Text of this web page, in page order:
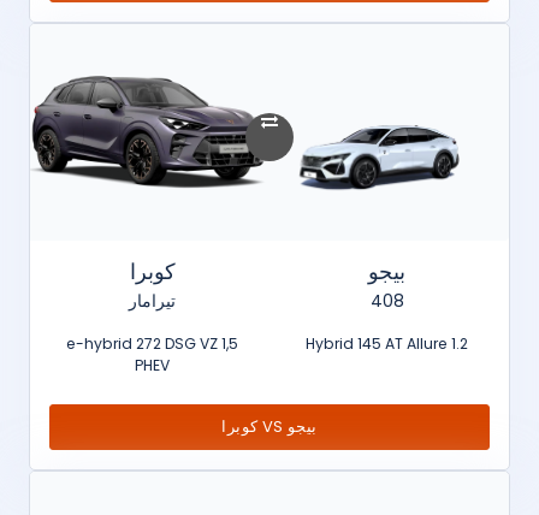
بيجو
408
1.2 Hybrid 145 AT Allure
كوبرا
تيرامار
1,5 e-hybrid 272 DSG VZ
PHEV
بيجو VS كوبرا